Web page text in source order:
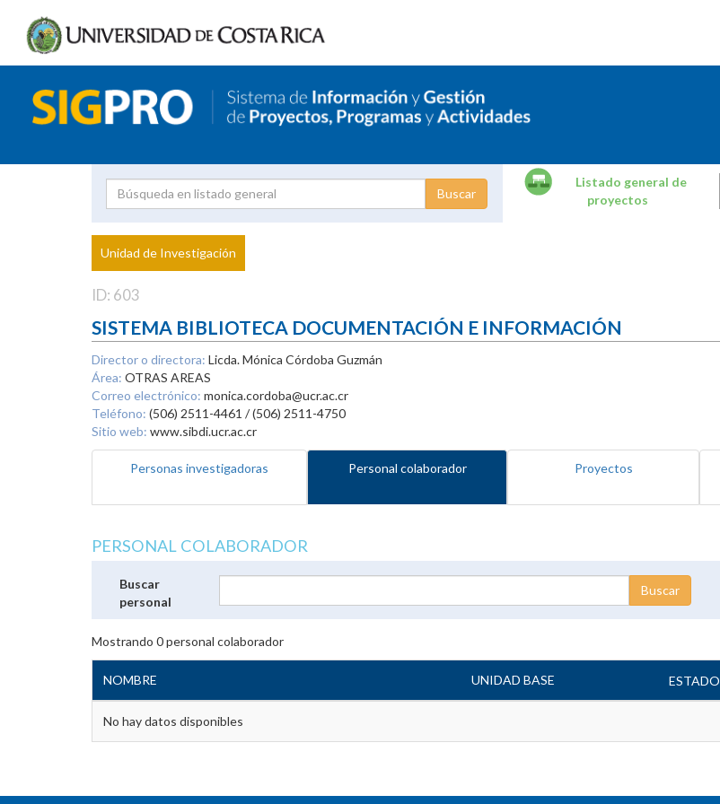
Proyecto
Investigador
Listado general de
proyectos
Unidad de Investigación
ID: 603
SISTEMA BIBLIOTECA DOCUMENTACIÓN E INFORMACIÓN
Director o directora: Licda. Mónica Córdoba Guzmán
Área: OTRAS AREAS
Correo electrónico: monica.cordoba@ucr.ac.cr
Teléfono: (506) 2511-4461 / (506) 2511-4750
Sitio web: www.sibdi.ucr.ac.cr
Personas investigadoras Personal colaborador Proyectos
PERSONAL COLABORADOR
Buscar
personal
Mostrando 0personal colaborador
NOMBRE UNIDAD BASE ESTADO
No hay datos disponibles